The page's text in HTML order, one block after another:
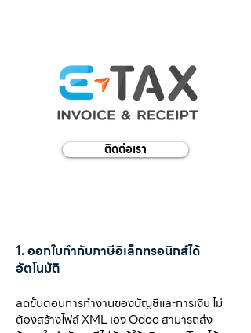
ติดต่อเรา
​1. ออกใบกำกับภาษีอิเล็กทรอนิกส์ได้
อัตโนมัติ
ลดขั้นตอนการทำงานของบัญชีและการเงิน ไม่
ต้องสร้างไฟล์ XML เอง Odoo สามารถส่ง